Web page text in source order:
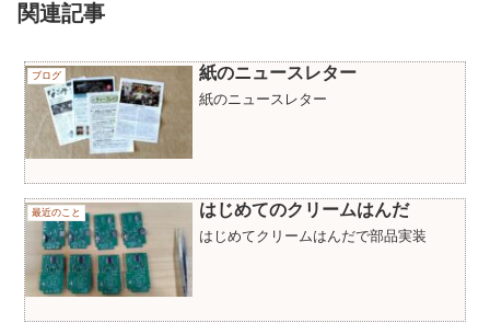
関連記事
ブログ 紙のニュースレター
紙のニュースレター
最近のこと はじめてのクリームはんだ
はじめてクリームはんだで部品実装